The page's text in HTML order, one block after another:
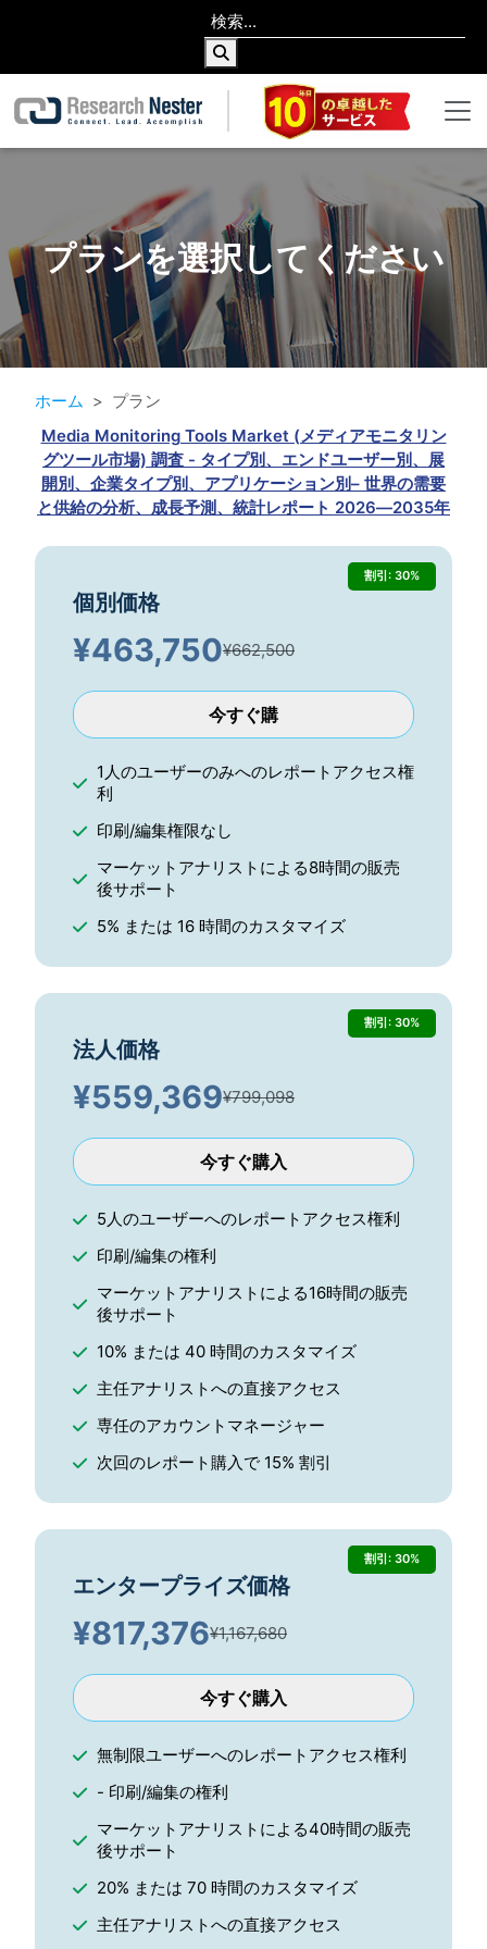
プランを選択してください
ホーム
プラン
Media Monitoring Tools Market (メディアモニタリン
グツール市場) 調査 - タイプ別、エンドユーザー別、展
開別、企業タイプ別、アプリケーション別– 世界の需要
と供給の分析、成長予測、統計レポート 2026―2035年
割引: 30%
個別価格
¥463,750¥662,500
今すぐ購
1人のユーザーのみへのレポートアクセス権
利
印刷/編集権限なし
マーケットアナリストによる8時間の販売
後サポート
5% または 16 時間のカスタマイズ
割引: 30%
法人価格
¥559,369¥799,098
今すぐ購入
5人のユーザーへのレポートアクセス権利
印刷/編集の権利
マーケットアナリストによる16時間の販売
後サポート
10% または 40 時間のカスタマイズ
主任アナリストへの直接アクセス
専任のアカウントマネージャー
次回のレポート購入で 15% 割引
割引: 30%
エンタープライズ価格
¥817,376¥1,167,680
今すぐ購入
無制限ユーザーへのレポートアクセス権利
- 印刷/編集の権利
マーケットアナリストによる40時間の販売
後サポート
20% または 70 時間のカスタマイズ
主任アナリストへの直接アクセス